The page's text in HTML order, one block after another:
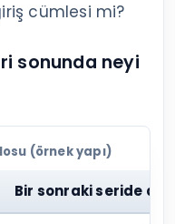
cümlesi mi?
sonunda neyi
(örnek yapı)
Bir sonraki seride